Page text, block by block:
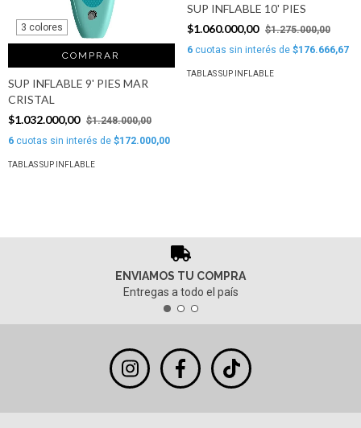
3 colores
COMPRAR
SUP INFLABLE 9' PIES MAR
CRISTAL
$1.032.000,00 $1.248.000,00
6 cuotas sin interés de $172.000,00
TABLAS SUP INFLABLE
SUP INFLABLE 10' PIES
$1.060.000,00 $1.275.000,00
6cuotas sin interés de $176.666,67
TABLAS SUP INFLABLE
ENVIAMOS TU COMPRA
Entregas a todo el país